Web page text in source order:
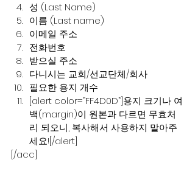
성 (Last Name)
이름 (Last name)
이메일 주소
전화번호
받으실 주소
다니시는 교회/선교단체/회사
필요한 용지 개수
[alert color=”FF4D0D”]용지 크기나 여
백(margin)이 원본과 다르면 무효처
리 되오니, 복사해서 사용하지 말아주
세요![/alert]
[/acc]